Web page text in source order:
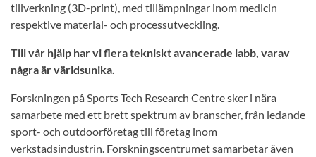
tillverkning (3D-print), med tillämpningar inom medicin
respektive material- och processutveckling.
Till vår hjälp har vi flera tekniskt avancerade labb, varav
några är världsunika.
Forskningen på Sports Tech Research Centre sker i nära
samarbete med ett brett spektrum av branscher, från ledande
sport- och outdoorföretag till företag inom
verkstadsindustrin. Forskningscentrumet samarbetar även